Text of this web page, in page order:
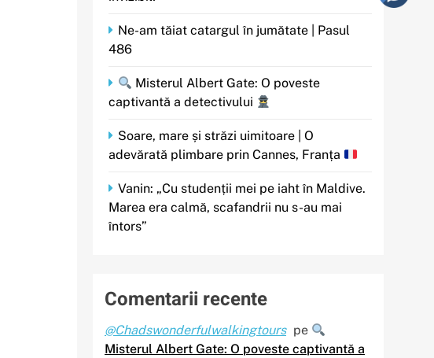
Ne-am tăiat catargul în jumătate | Pasul
486
Misterul Albert Gate: O poveste
captivantă a detectivului
Soare, mare și străzi uimitoare | O
adevărată plimbare prin Cannes, Franța
Vanin: „Cu studenții mei pe iaht în Maldive.
Marea era calmă, scafandrii nu s-au mai
întors”
Comentarii recente
@Chadswonderfulwalkingtours pe
Misterul Albert Gate: O poveste captivantă a